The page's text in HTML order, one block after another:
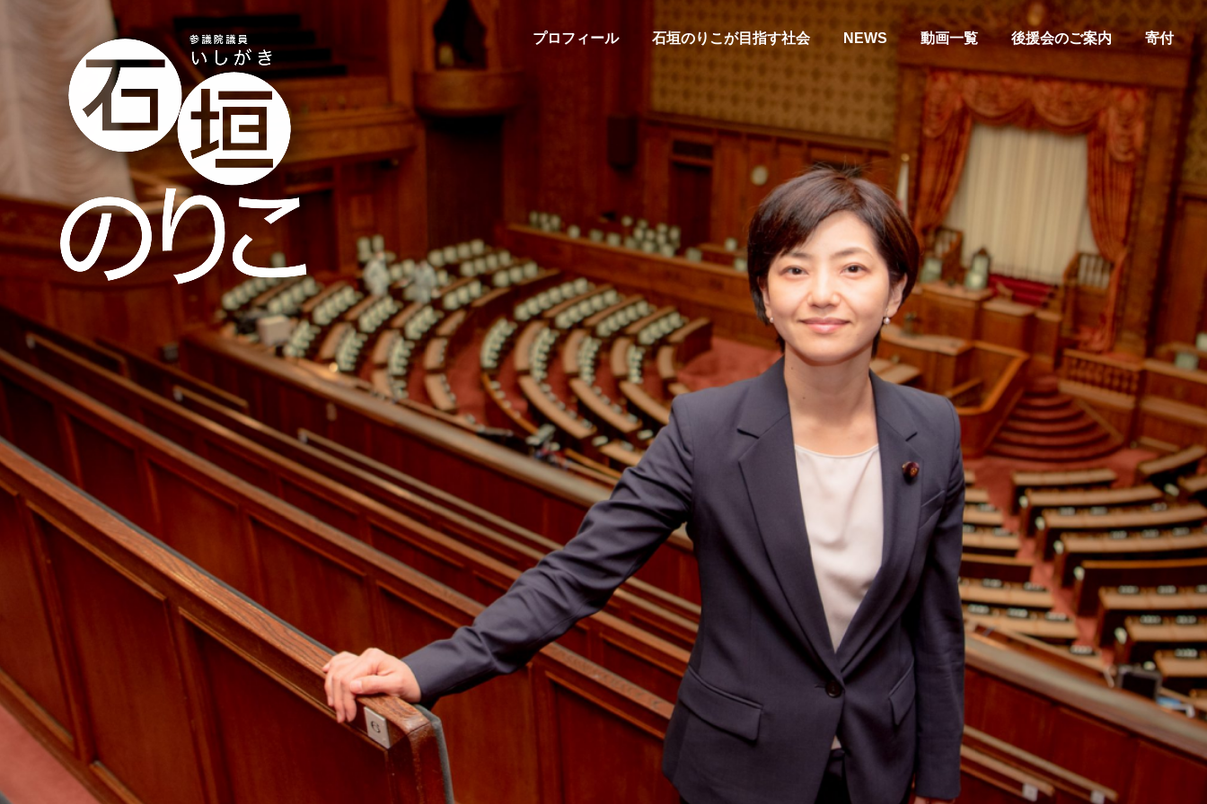
プロフィール 石垣のりこが目指す社会 NEWS 動画一覧 後援会のご案内 寄付